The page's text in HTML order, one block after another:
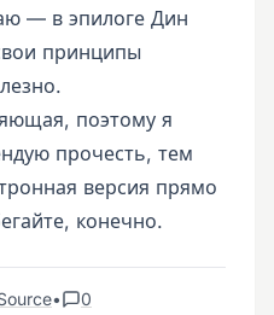
— в эпилоге Дин
принципы
поэтому я
прочесть, тем
версия прямо
конечно.
• 0